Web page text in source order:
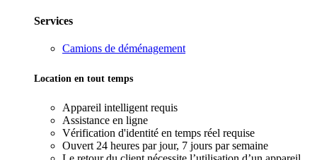
Services
Camions de déménagement
Location en tout temps
Appareil intelligent requis
Assistance en ligne
Vérification d'identité en temps réel requise
Ouvert 24 heures par jour, 7 jours par semaine